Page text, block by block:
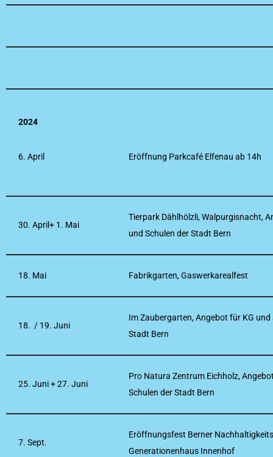
2024
6. April Eröffnung Parkcafé Elfenau ab 14h
30. April+ 1. Mai
Tierpark Dählhölzli, Walpurgisnacht,
und Schulen der Stadt Bern
18. Mai Fabrikgarten, Gaswerkarealfest
18. / 19. Juni
Im Zaubergarten, Angebot für KG und
Stadt Bern
25. Juni + 27. Juni
Pro Natura Zentrum Eichholz,
Schulen der Stadt Bern
7. Sept.
Eröffnungsfest Berner
Generationenhaus Innenhof